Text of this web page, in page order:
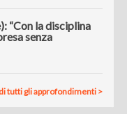
“Con la disciplina
senza
tutti gli approfondimenti >